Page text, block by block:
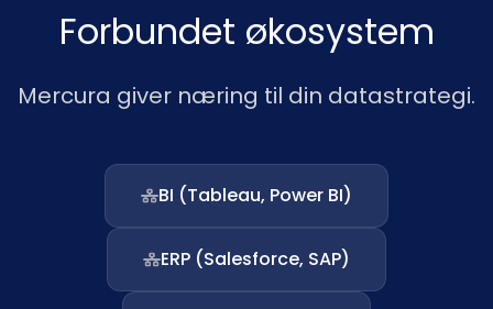
Forbundet økosystem
Mercura giver næring til din datastrategi.
BI (Tableau, Power BI)
ERP (Salesforce, SAP)